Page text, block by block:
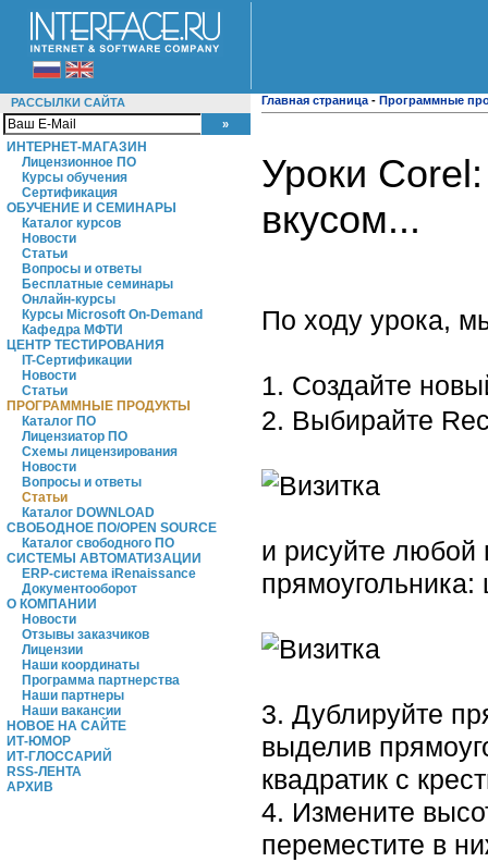
РАССЫЛКИ САЙТА
ИНТЕРНЕТ-МАГАЗИН
Лицензионное ПО
Курсы обучения
Сертификация
ОБУЧЕНИЕ И СЕМИНАРЫ
Каталог курсов
Новости
Статьи
Вопросы и ответы
Бесплатные семинары
Онлайн-курсы
Курсы Microsoft On-Demand
Кафедра МФТИ
ЦЕНТР ТЕСТИРОВАНИЯ
IT-Сертификации
Новости
Статьи
ПРОГРАММНЫЕ ПРОДУКТЫ
Каталог ПО
Лицензиатор ПО
Схемы лицензирования
Новости
Вопросы и ответы
Статьи
Каталог DOWNLOAD
СВОБОДНОЕ ПО/OPEN SOURCE
Каталог свободного ПО
СИСТЕМЫ АВТОМАТИЗАЦИИ
ERP-система iRenaissance
Документооборот
О КОМПАНИИ
Новости
Отзывы заказчиков
Лицензии
Наши координаты
Программа партнерства
Наши партнеры
Наши вакансии
НОВОЕ НА САЙТЕ
ИТ-ЮМОР
ИТ-ГЛОССАРИЙ
RSS-ЛЕНТА
АРХИВ
Главная страница - Программные
Уроки
вкусом...
По ходу урока,
1. Создайте
2. Выбирайте
и рисуйте любой
3. Дублируйте
выделив
квадратик с
4. Измените
переместите в